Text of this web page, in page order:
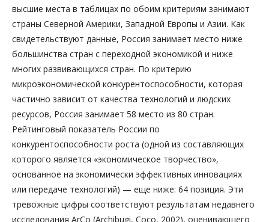
высшие места в таблицах по обоим критериям занимают
страны Северной Америки, Западной Европы и Азии. Как
свидетельствуют данные, Россия занимает место ниже
большинства стран с переходной экономикой и ниже
многих развивающихся стран. По критерию
микроэкономической конкурентоспособности, которая
частично зависит от качества технологий и людских
ресурсов, Россия занимает 58 место из 80 стран.
Рейтинговый показатель России по
конкурентоспособности роста (одной из составляющих
которого является «экономическое творчество»,
основанное на экономически эффективных инновациях
или передаче технологий) — еще ниже: 64 позиция. Эти
тревожные цифры соответствуют результатам недавнего
исследования ArCo (Archibugi, Coco, 2002), оценивающего